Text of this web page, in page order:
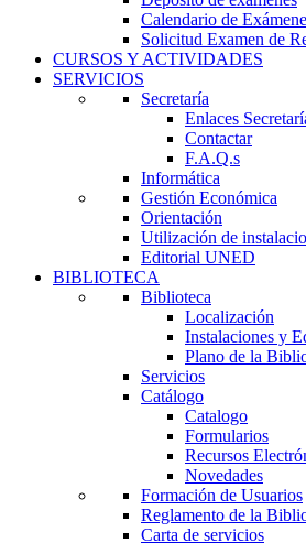
Calendario de
Solicitud Examen de
CURSOS Y ACTIVIDADES
SERVICIOS
Secretaría
Enlaces
Contactar
F.A.Q.s
Informática
Gestión Económica
Orientación
Utilización de
Editorial UNED
BIBLIOTECA
Biblioteca
Localización
Instalaciones y
Plano de la
Servicios
Catálogo
Catalogo
Formularios
Recursos
Novedades
Formación de Usuarios
Reglamento de la
Carta de servicios